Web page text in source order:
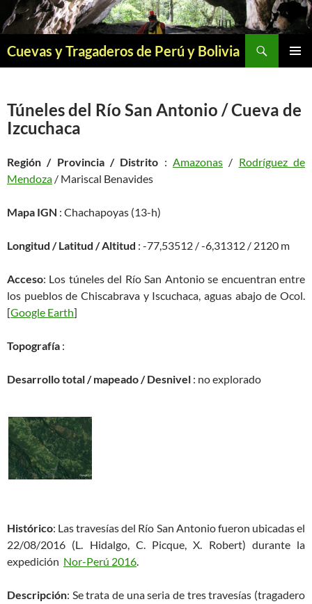
Saltar
al
Cuevas y Tragaderos de Perú y Bolivia
Túneles del Río San Antonio / Cueva de
Izcuchaca
Región / Provincia / Distrito :Amazonas / Rodríguez de
Mendoza / Mariscal Benavides
Mapa IGN : Chachapoyas (13-h)
Longitud / Latitud / Altitud : -77,53512 / -6,31312 / 2120 m
Acceso: Los túneles del Río San Antonio se encuentran entre
los pueblos de Chiscabrava y Iscuchaca, aguas abajo de Ocol.
[Google Earth]
Topografía :
Desarrollo total / mapeado / Desnivel : no explorado
Histórico: Las travesías del Río San Antonio fueron ubicadas el
22/08/2016 (L. Hidalgo, C. Picque, X. Robert) durante la
expedición Nor-Perú 2016.
Descripción: Se trata de una seria de tres travesías (tragadero